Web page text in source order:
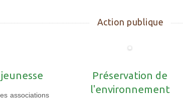
Action publique
associations
Préservation de
l'environnement